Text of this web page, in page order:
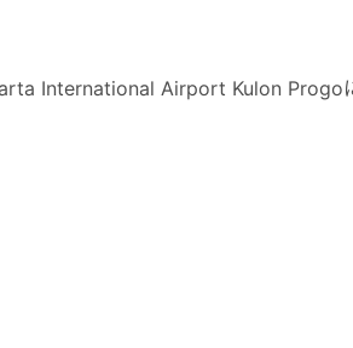
International Airport Kulon Progo